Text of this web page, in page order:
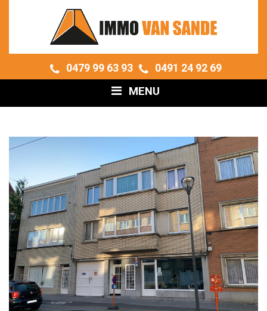
0479 99 63 93 0491 24 92 69
MENU